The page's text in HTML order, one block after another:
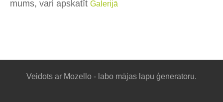
mums, vari apskatīt Galerijā
Veidots ar Mozello - labo mājas lapu ģeneratoru.